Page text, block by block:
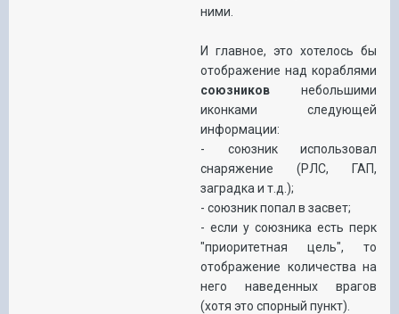
ними.
И главное, это хотелось бы
отображение над кораблями
союзников небольшими
иконками следующей
информации:
- союзник использовал
снаряжение (РЛС, ГАП,
заградка и т.д.);
- союзник попал в засвет;
- если у союзника есть перк
"приоритетная цель", то
отображение количества на
него наведенных врагов
(хотя это спорный пункт).